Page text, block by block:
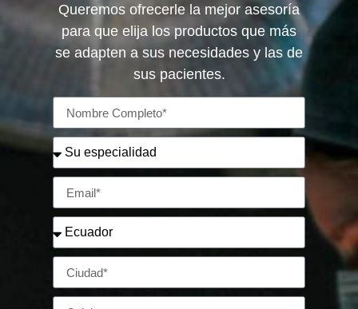
Queremos ofrecerle la mejor asesoría
para que elija los productos que más
se adapten a sus necesidades y las de
sus pacientes.